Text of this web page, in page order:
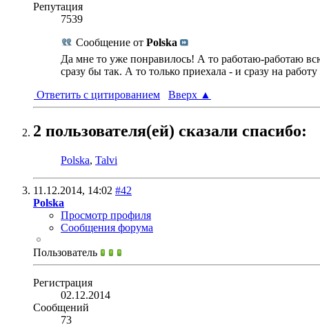
Репутация
7539
Сообщение от Polska
Да мне то уже понравилось! А то работаю-работаю
сразу бы так. А то только приехала - и сразу на
Ответить с цитированием
Вверх ▲
2 пользователя(ей) сказали cпасибо:
Polska, Talvi
11.12.2014, 14:02 #42
Polska
Просмотр профиля
Сообщения форума
Пользователь
Регистрация
02.12.2014
Сообщений
73